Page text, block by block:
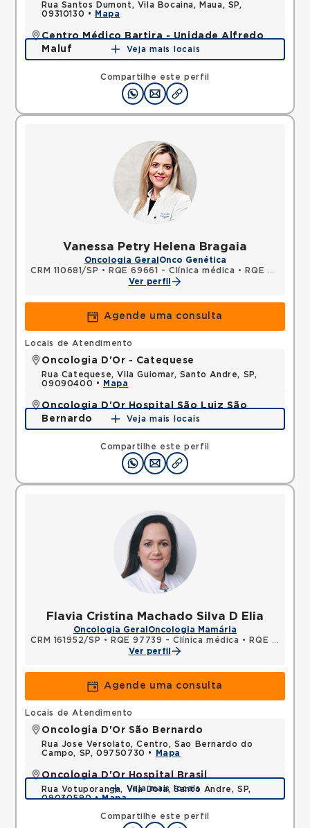
Compartilhe este perfil
Rua Santos Dumont, Vila Bocaina, Maua, SP,
09310130 •
Mapa
Centro Médico Bartira - Unidade Alfredo
Maluf
Avenida Alfredo Maluf, Jardim Santo Antonio,
Santo Andre, SP, 09240410 •
Mapa
Veja mais locais
Vanessa Petry Helena Bragaia
Oncologia Geral Onco Genética
CRM 110681/SP • RQE 69661 - Clínica médica •
RQE 69662 - Oncologia clínica
Ver perfil
Agende uma consulta
Compartilhe este perfil
Locais de Atendimento
Oncologia D'Or - Catequese
Rua Catequese, Vila Guiomar, Santo Andre, SP,
09090400 •
Mapa
Oncologia D'Or Hospital São Luiz São
Bernardo
Avenida Joao Firmino, Assuncao, Sao Bernardo do
Campo, SP, 09810250 •
Mapa
Veja mais locais
Flavia Cristina Machado Silva D Elia
Oncologia Geral Oncologia Mamária
CRM 161952/SP • RQE 97739 - Clínica médica •
RQE 97740 - Oncologia clínica
Ver perfil
Agende uma consulta
Compartilhe este perfil
Locais de Atendimento
Oncologia D'Or São Bernardo
Rua Jose Versolato, Centro, Sao Bernardo do
Campo, SP, 09750730 •
Mapa
Oncologia D'Or Hospital Brasil
Rua Votuporanga, Vila Dora, Santo Andre, SP,
09030590 •Mapa
Veja mais locais